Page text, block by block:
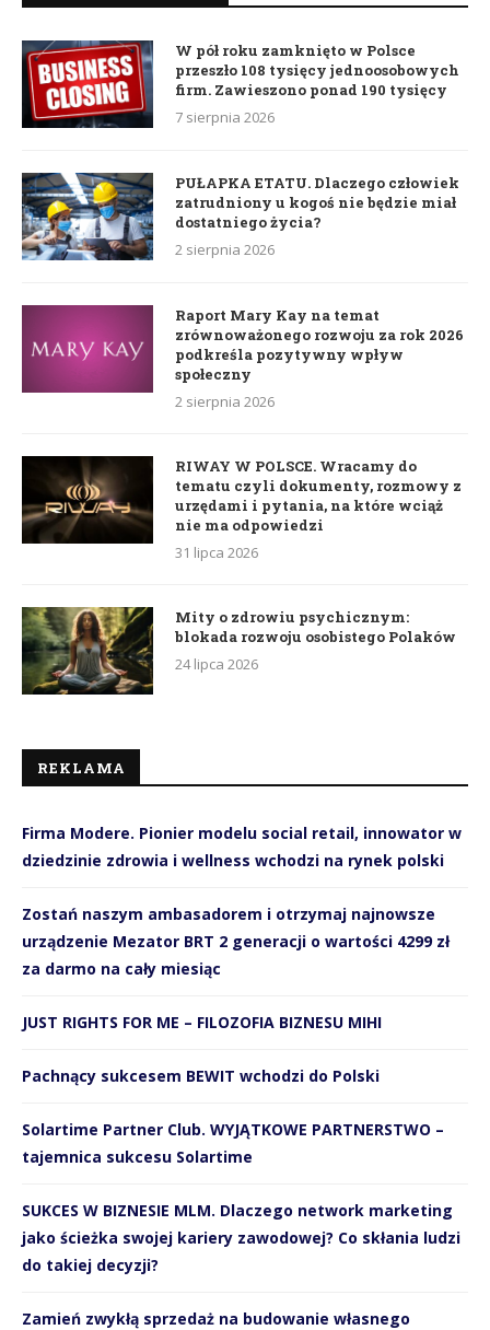
W pół roku zamknięto w Polsce
przeszło 108 tysięcy jednoosobowych
firm. Zawieszono ponad 190 tysięcy
7 sierpnia 2026
PUŁAPKA ETATU. Dlaczego człowiek
zatrudniony u kogoś nie będzie miał
dostatniego życia?
2 sierpnia 2026
Raport Mary Kay na temat
zrównoważonego rozwoju za rok 2026
podkreśla pozytywny wpływ
społeczny
2 sierpnia 2026
RIWAY W POLSCE. Wracamy do
tematu czyli dokumenty, rozmowy z
urzędami i pytania, na które wciąż
nie ma odpowiedzi
31 lipca 2026
Mity o zdrowiu psychicznym:
blokada rozwoju osobistego Polaków
24 lipca 2026
REKLAMA
Firma Modere. Pionier modelu social retail, innowator w
dziedzinie zdrowia i wellness wchodzi na rynek polski
Zostań naszym ambasadorem i otrzymaj najnowsze
urządzenie Mezator BRT 2 generacji o wartości 4299 zł
za darmo na cały miesiąc
JUST RIGHTS FOR ME – FILOZOFIA BIZNESU MIHI
Pachnący sukcesem BEWIT wchodzi do Polski
Solartime Partner Club. WYJĄTKOWE PARTNERSTWO –
tajemnica sukcesu Solartime
SUKCES W BIZNESIE MLM. Dlaczego network marketing
jako ścieżka swojej kariery zawodowej? Co skłania ludzi
do takiej decyzji?
Zamień zwykłą sprzedaż na budowanie własnego